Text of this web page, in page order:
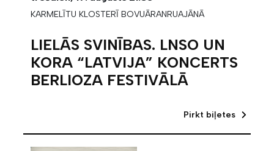
KARMELĪTU KLOSTERĪ BOVUĀRANRUAJĀNĀ
LIELĀS SVINĪBAS. LNSO UN
KORA “LATVIJA” KONCERTS
BERLIOZA FESTIVĀLĀ
Pirkt biļetes